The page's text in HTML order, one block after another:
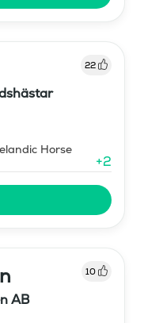
22
Horse
+2
10
AB